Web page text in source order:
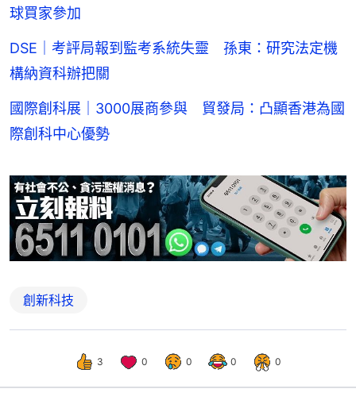
球買家參加
DSE｜考評局報到監考系統失靈 孫東：研究法定機
構納資科辦把關
國際創科展｜3000展商參與 貿發局：凸顯香港為國
際創科中心優勢
創新科技
3 0 0 0 0